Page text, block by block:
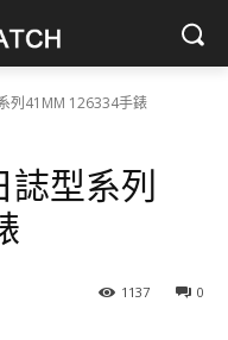
列41MM 126334手錶
型系列
0
1137